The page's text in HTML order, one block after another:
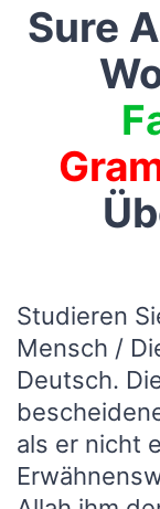
Sure
Studieren
Mensch /
Deutsch.
als er nicht